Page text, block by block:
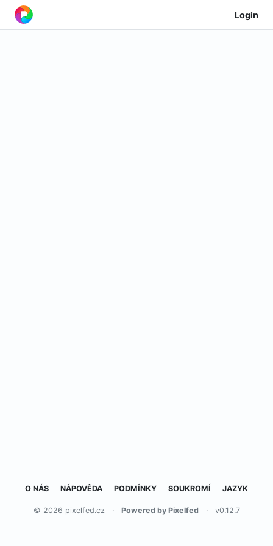
Login
O NÁS NÁPOVĚDA PODMÍNKY SOUKROMÍ JAZYK
© 2026 pixelfed.cz · Powered by Pixelfed · v0.12.7